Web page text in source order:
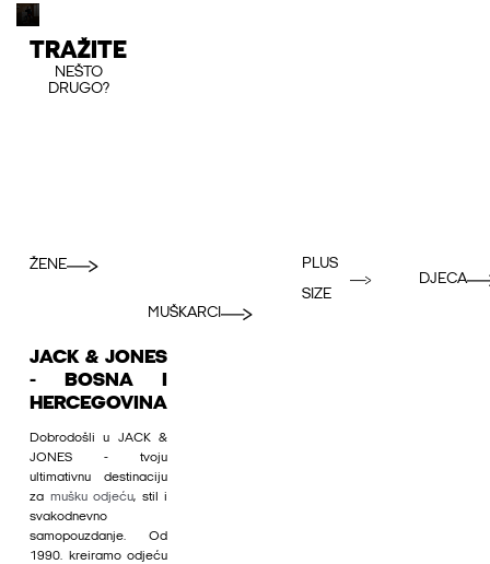
TRAŽITE
NEŠTO
DRUGO?
ŽENE
MUŠKARCI
PLUS
SIZE
DJECA
JACK & JONES
- BOSNA I
HERCEGOVINA
Dobrodošli u JACK &
JONES - tvoju
ultimativnu destinaciju
za mušku odjeću, stil i
svakodnevno
samopouzdanje. Od
1990. kreiramo odjeću